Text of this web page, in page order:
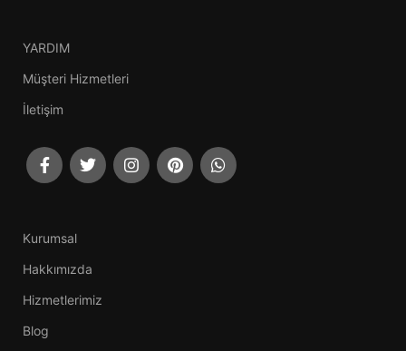
YARDIM
Müşteri Hizmetleri
İletişim
Kurumsal
Hakkımızda
Hizmetlerimiz
Blog